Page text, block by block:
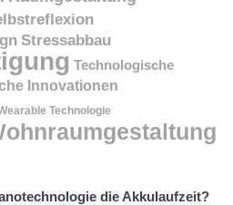
Stressabbau
Technologische
Innovationen
Technologie
die Akkulaufzeit?